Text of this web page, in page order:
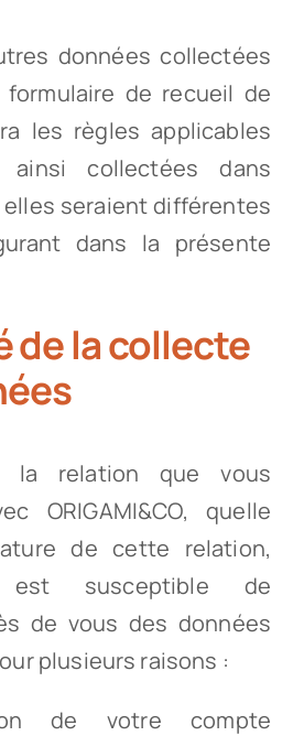
données collectées
de recueil de
les règles applicables
ainsi collectées dans
elles seraient différentes
dans la présente
de la collecte
la relation que vous
ORIGAMI&CO, quelle
de cette relation,
est susceptible de
de vous des données
plusieurs raisons :
de votre compte